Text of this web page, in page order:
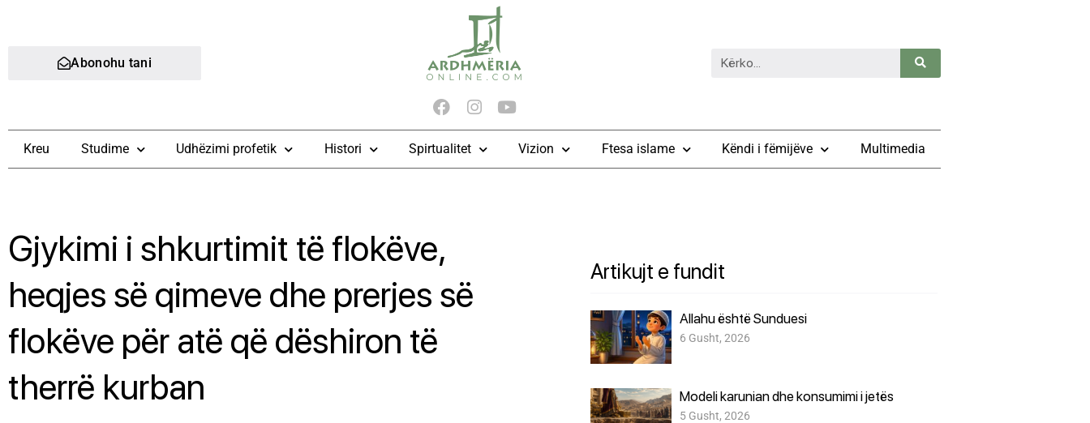
Abonohu tani
Kreu Studime Udhëzimi profetik Histori Spirtualitet Vizion Ftesa islame Këndi i fëmijëve Multimedia
Gjykimi i shkurtimit të flokëve,
heqjes së qimeve dhe prerjes së
flokëve për atë që dëshiron të
therrë kurban
Artikujt e fundit
Allahu është Sunduesi
6 Gusht, 2026
Modeli karunian dhe konsumimi i jetës
5 Gusht, 2026